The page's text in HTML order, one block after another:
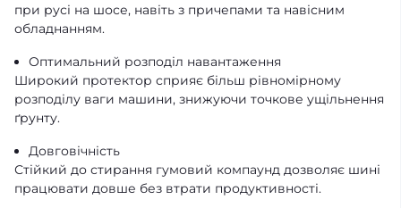
при русі на шосе, навіть з причепами та навісним
обладнанням.
Оптимальний розподіл навантаження
Широкий протектор сприяє більш рівномірному
розподілу ваги машини, знижуючи точкове ущільнення
ґрунту.
Довговічність
Стійкий до стирання гумовий компаунд дозволяє шині
працювати довше без втрати продуктивності.